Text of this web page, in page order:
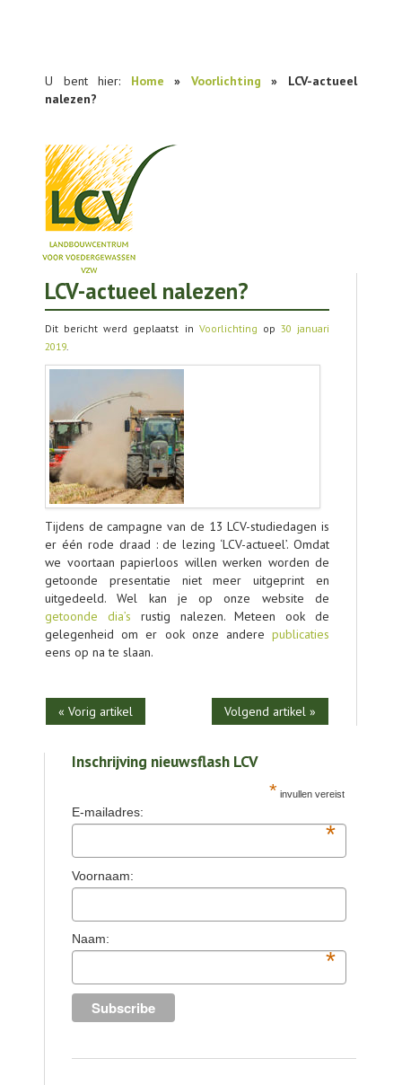
U bent hier: Home » Voorlichting » LCV-actueel
nalezen?
NIEUWS
PRAKTIJKONDERZOEK
PUBLICATIES
TOOLS
AGENDA
OVER LCV
CONTACT
LCV-actueel nalezen?
Dit bericht werd geplaatst in Voorlichting op 30 januari
2019.
Tijdens de campagne van de 13 LCV-studiedagen is
er één rode draad : de lezing ‘LCV-actueel’. Omdat
we voortaan papierloos willen werken worden de
getoonde presentatie niet meer uitgeprint en
uitgedeeld. Wel kan je op onze website de
getoonde dia’s rustig nalezen. Meteen ook de
gelegenheid om er ook onze andere publicaties
eens op na te slaan.
« Vorig artikel Volgend artikel »
Inschrijving nieuwsflash LCV
* invullen vereist
E-mailadres:
*
Voornaam:
Naam:
*